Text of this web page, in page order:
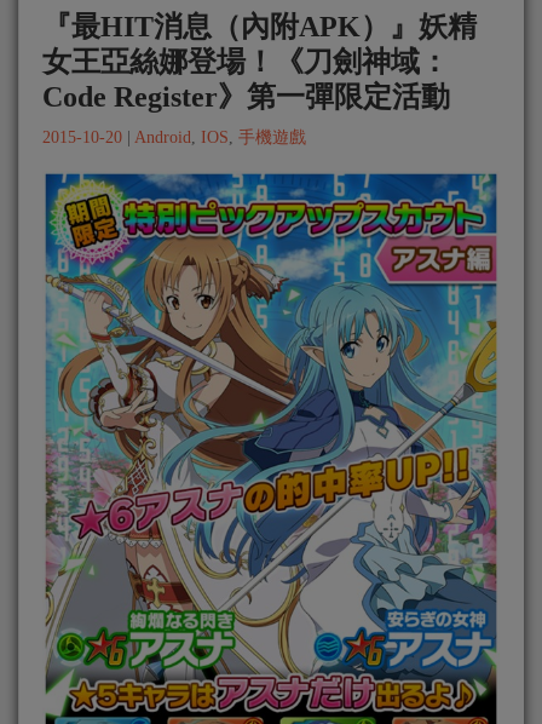
『最HIT消息（內附APK）』妖精
女王亞絲娜登場！《刀劍神域：
Code Register》第一彈限定活動
2015-10-20 Android, IOS, 手機遊戲